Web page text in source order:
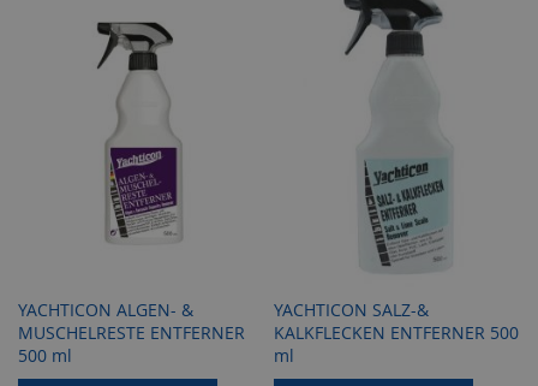
YACHTICON ALGEN- &
MUSCHELRESTE ENTFERNER
500 ml
YACHTICON SALZ-&
KALKFLECKEN ENTFERNER 500
ml